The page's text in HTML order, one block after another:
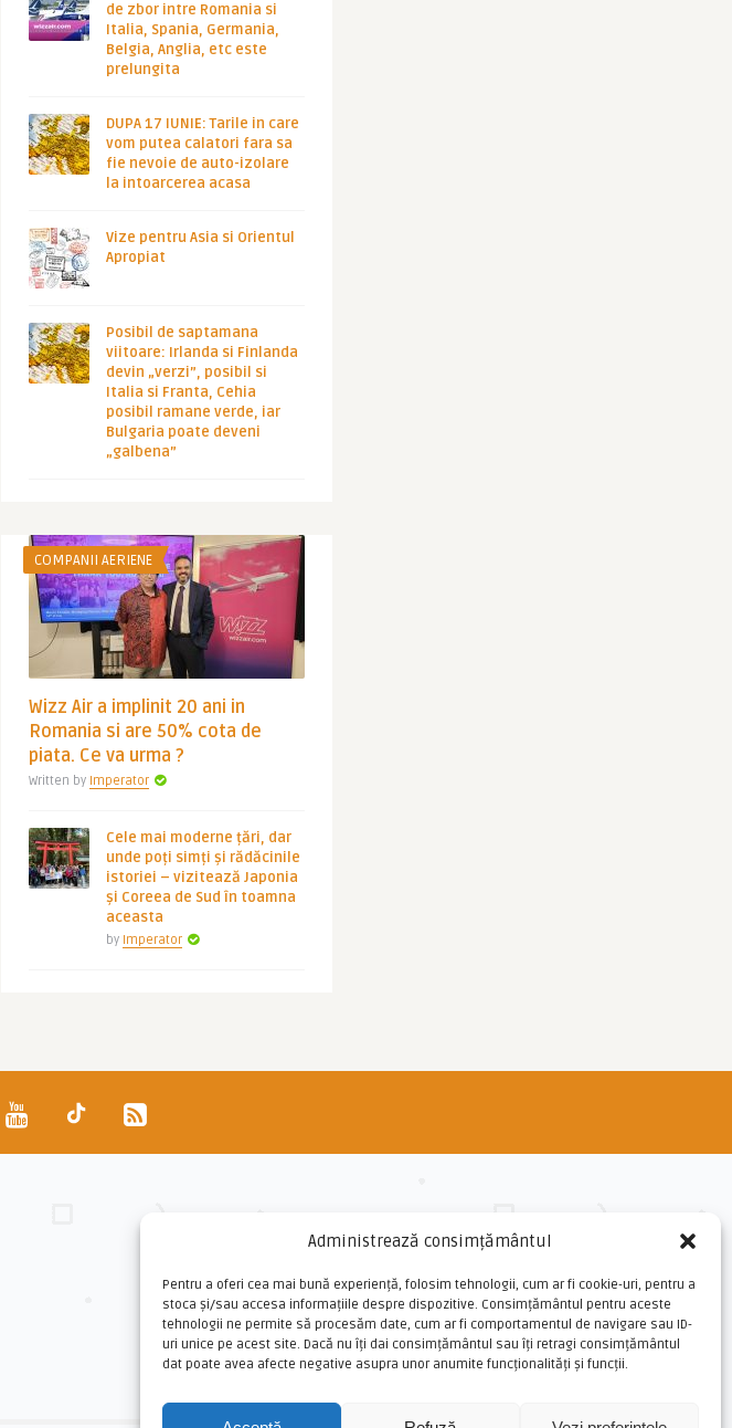
Administrează consimțământul
Pentru a oferi cea mai bună experiență, folosim tehnologii, cum ar fi cookie-uri, pentru a
stoca și/sau accesa informațiile despre dispozitive. Consimțământul pentru aceste
tehnologii ne permite să procesăm date, cum ar fi comportamentul de navigare sau ID-
uri unice pe acest site. Dacă nu îți dai consimțământul sau îți retragi consimțământul
dat poate avea afecte negative asupra unor anumite funcționalități și funcții.
de zbor intre Romania si
Italia, Spania, Germania,
Belgia, Anglia, etc este
prelungita
DUPA 17 IUNIE: Tarile in care
vom putea calatori fara sa
fie nevoie de auto-izolare
la intoarcerea acasa
Vize pentru Asia si Orientul
Apropiat
Posibil de saptamana
viitoare: Irlanda si Finlanda
devin „verzi”, posibil si
Italia si Franta, Cehia
posibil ramane verde, iar
Bulgaria poate deveni
„galbena”
COMPANII AERIENE
Wizz Air a implinit 20 ani in
Romania si are 50% cota de
piata. Ce va urma ?
Written by Imperator
Cele mai moderne țări, dar
unde poți simți și rădăcinile
istoriei – vizitează Japonia
și Coreea de Sud în toamna
aceasta
by Imperator